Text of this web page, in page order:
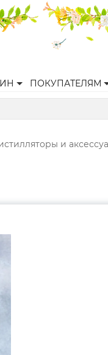
ПОКУПАТЕЛЯМ
и